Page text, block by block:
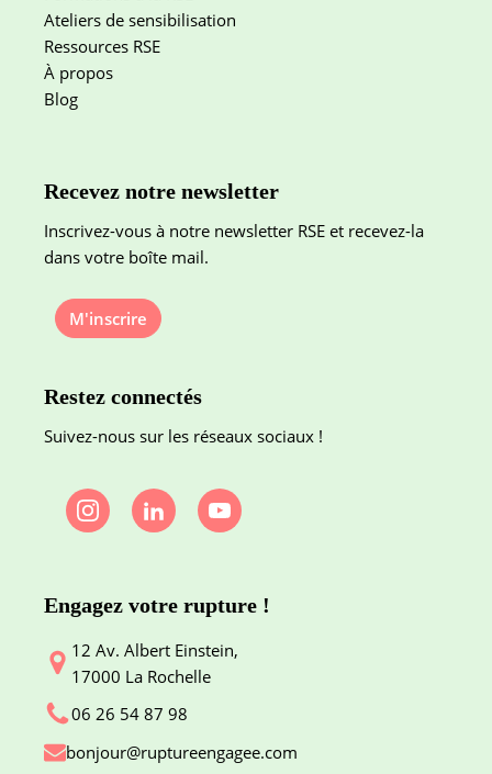
Ateliers de sensibilisation
Ressources RSE
À propos
Blog
Recevez notre newsletter
Inscrivez-vous à notre newsletter RSE et recevez-la
dans votre boîte mail.
M'inscrire
Restez connectés
Suivez-nous sur les réseaux sociaux !
Engagez votre rupture !
12 Av. Albert Einstein,
17000 La Rochelle
06 26 54 87 98
bonjour@ruptureengagee.com